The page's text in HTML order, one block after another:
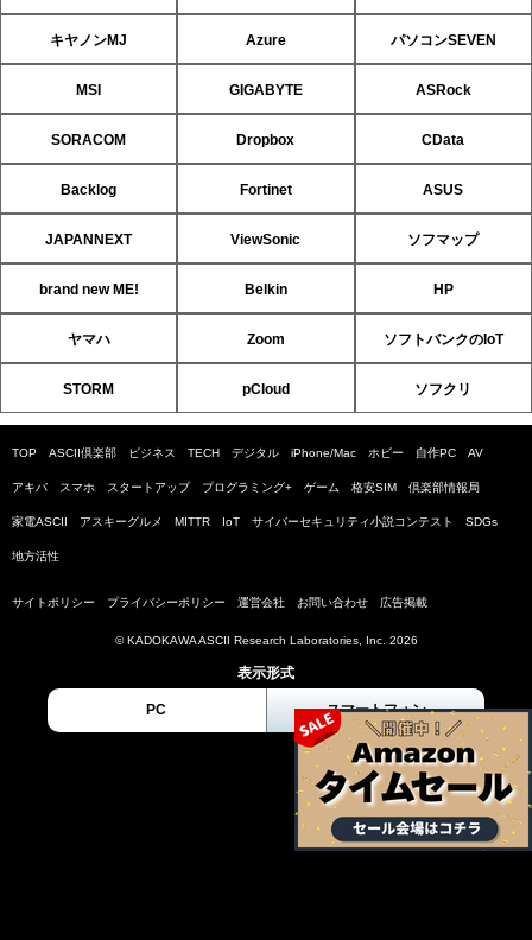
キヤノンMJ Azure パソコンSEVEN
MSI GIGABYTE ASRock
SORACOM Dropbox CData
Backlog Fortinet ASUS
JAPANNEXT ViewSonic ソフマップ
brand new ME! Belkin HP
ヤマハ Zoom ソフトバンクのIoT
STORM pCloud ソフクリ
TOP ASCII倶楽部 ビジネス TECH デジタル iPhone/Mac ホビー 自作PC AV
アキバ スマホ スタートアップ プログラミング+ ゲーム 格安SIM 倶楽部情報局
家電ASCII アスキーグルメ MITTR IoT サイバーセキュリティ小説コンテスト SDGs
地方活性
サイトポリシー プライバシーポリシー 運営会社 お問い合わせ 広告掲載
© KADOKAWA ASCII Research Laboratories, Inc. 2026
表示形式
PC スマートフォン